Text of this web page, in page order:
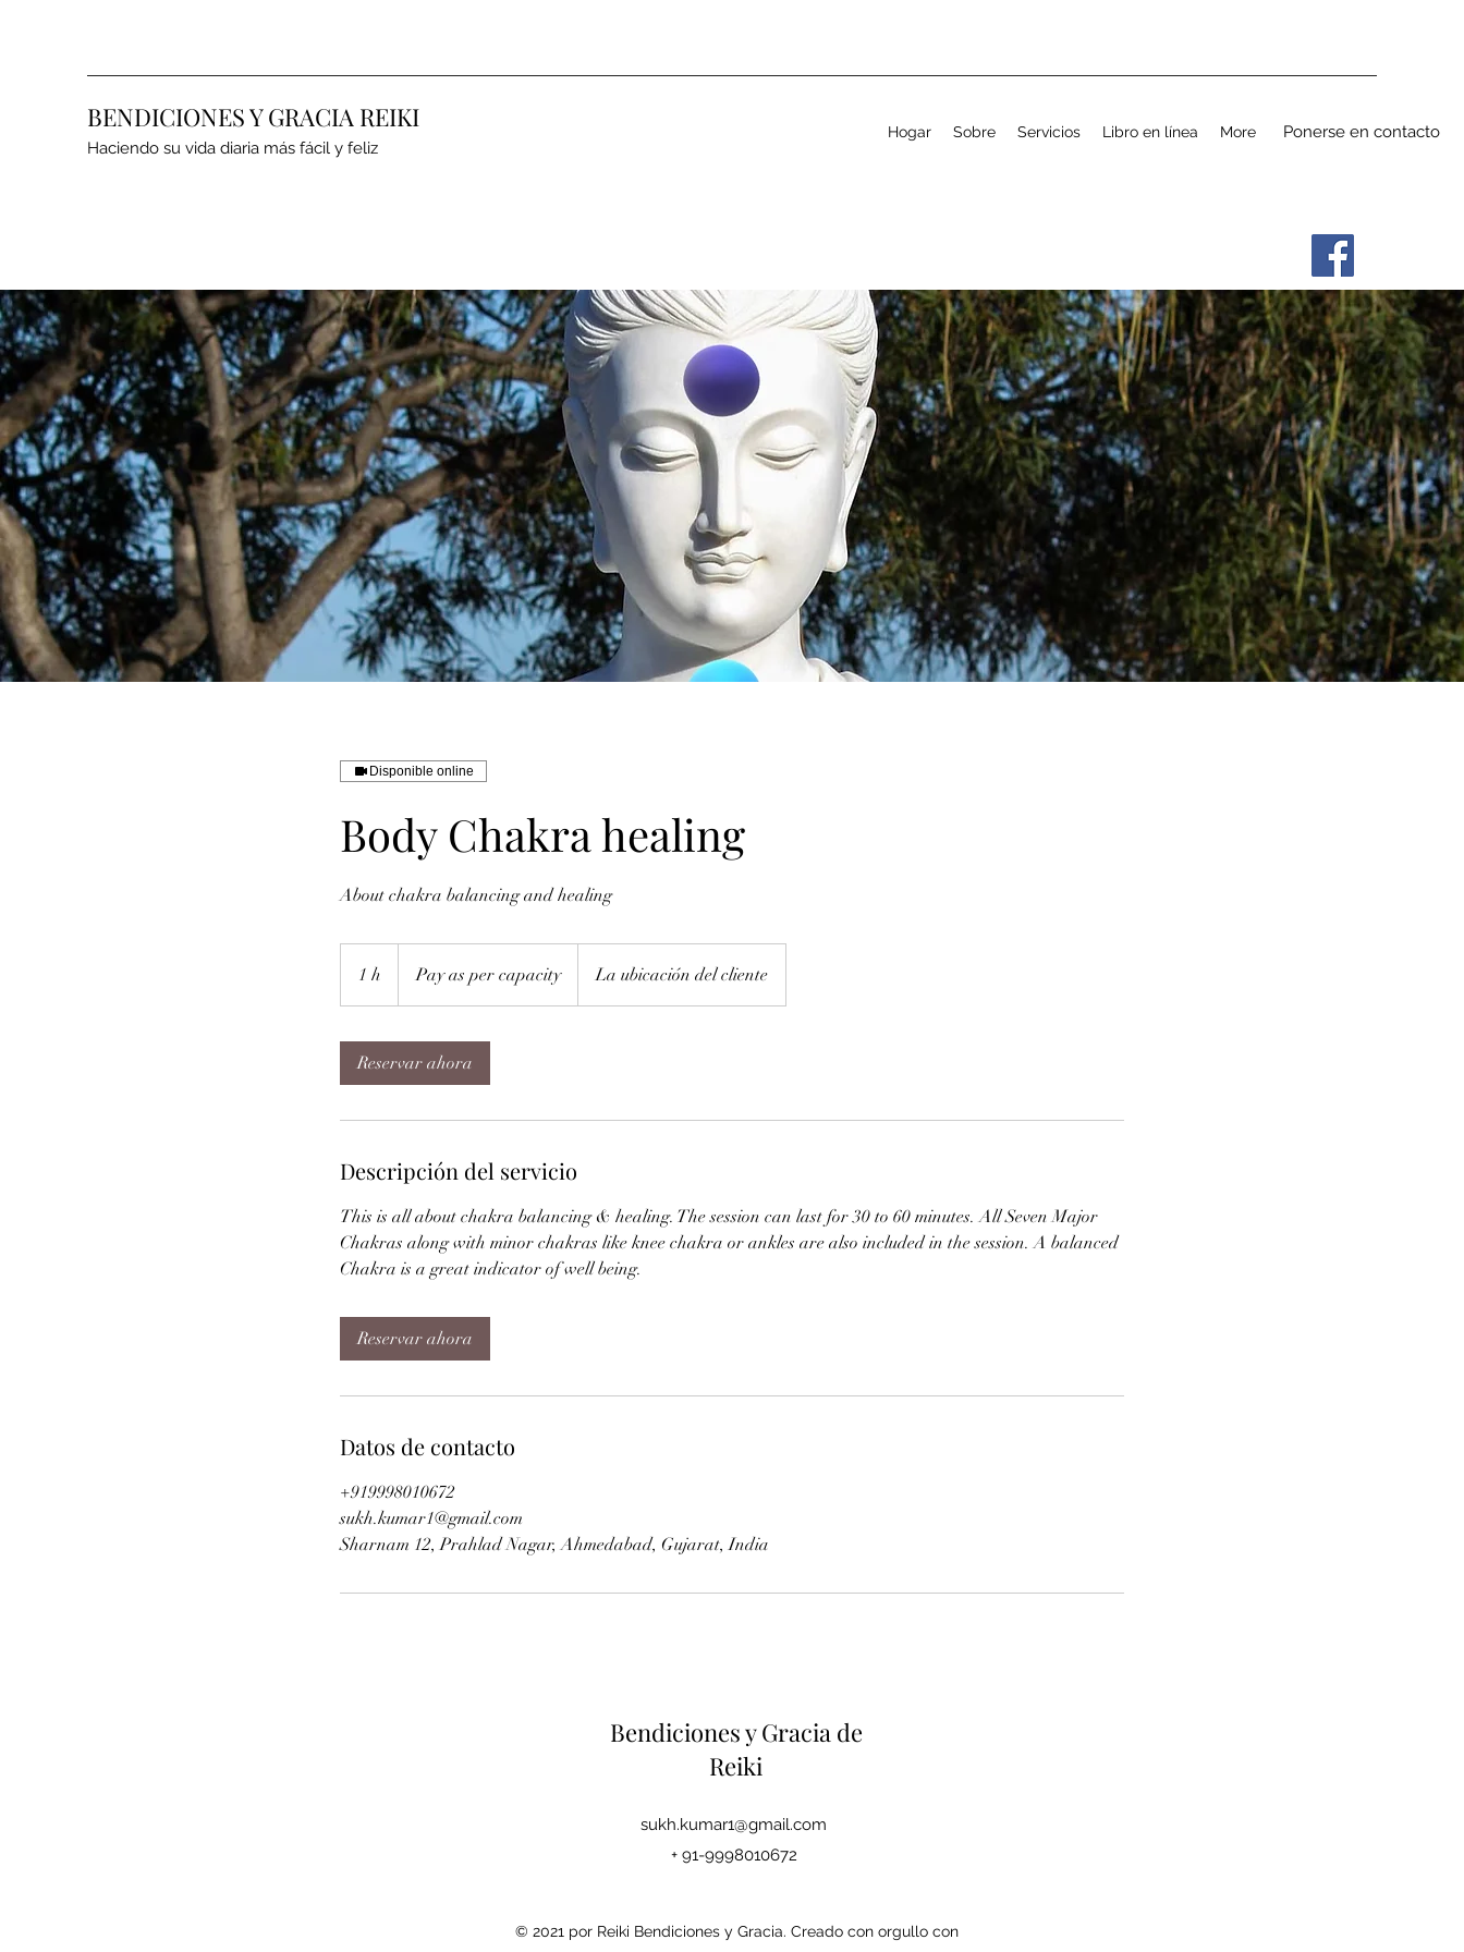
BENDICIONES Y GRACIA REIKI
Haciendo su vida diaria más fácil y feliz
Hogar Sobre Servicios Libro en línea More Ponerse en contacto
Disponible online
Body Chakra healing
About chakra balancing and healing
1 h
capacity
Pay as per capacity La ubicación del cliente
Reservar ahora
Descripción del servicio
This is all about chakra balancing & healing. The session can last for 30 to 60 minutes. All Seven Major
Chakras along with minor chakras like knee chakra or ankles are also included in the session. A balanced
Chakra is a great indicator of well being.
Reservar ahora
Datos de contacto
+919998010672
sukh.kumar1@gmail.com
Sharnam 12, Prahlad Nagar, Ahmedabad, Gujarat, India
Bendiciones y Gracia de
Reiki
sukh.kumar1@gmail.com
+ 91-9998010672
© 2021 por Reiki Bendiciones y Gracia. Creado con orgullo con